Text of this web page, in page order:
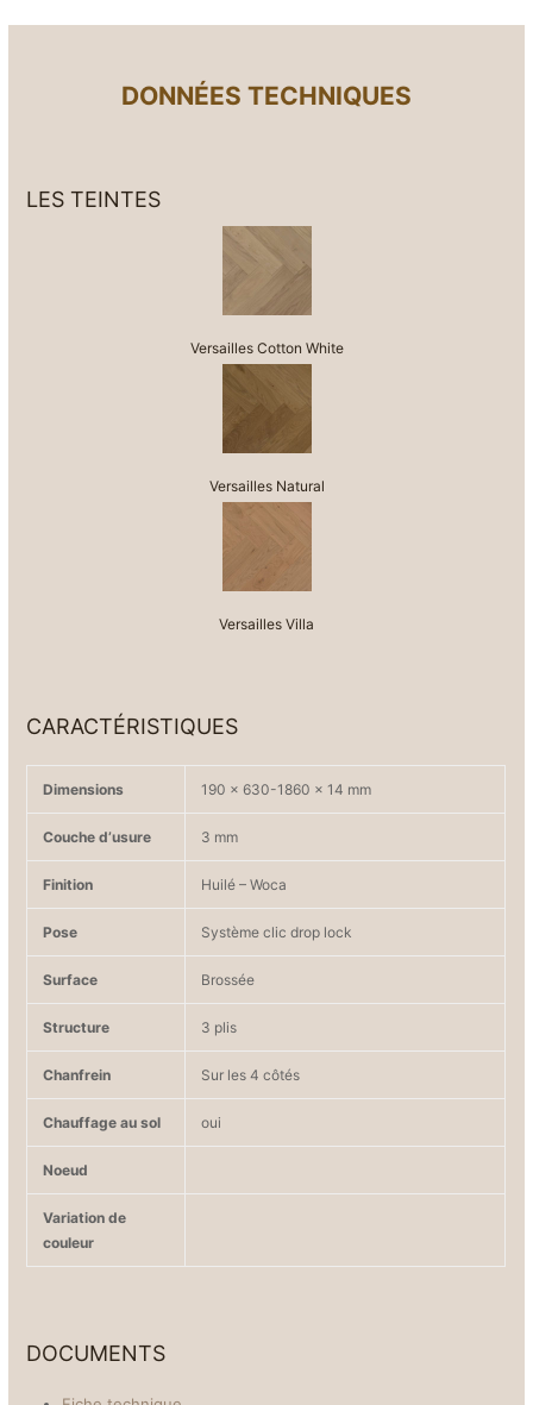
DONNÉES TECHNIQUES
LES TEINTES
Versailles Cotton White
Versailles Natural
Versailles Villa
CARACTÉRISTIQUES
Dimensions 190 x 630-1860 x 14 mm
Couche d’usure 3 mm
Finition Huilé – Woca
Pose Système clic drop lock
Surface Brossée
Structure 3 plis
Chanfrein Sur les 4 côtés
Chauffage au sol oui
Noeud
Variation de
couleur
DOCUMENTS